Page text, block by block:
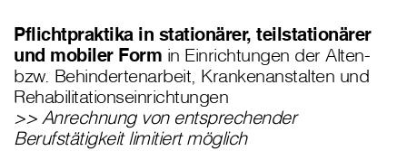
Pflichtpraktika in stationärer, teilstationärer
und mobiler Form in Einrichtungen der Alten-
bzw. Behindertenarbeit, Krankenanstalten und
Rehabilitationseinrichtungen
>> Anrechnung von entsprechender
Berufstätigkeit limitiert möglich